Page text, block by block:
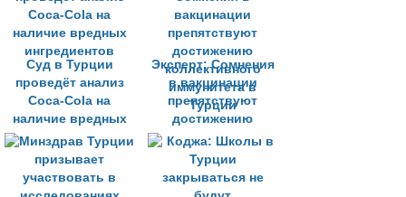
Суд в Турции
проведёт анализ
Coca-Cola на
наличие вредных
ингредиентов
Эксперт: Сомнения
в вакцинации
препятствуют
достижению
коллективного
иммунитета в
Турции